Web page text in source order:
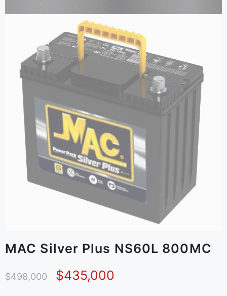
MAC Silver Plus NS60L 800MC
$498,000 $435,000